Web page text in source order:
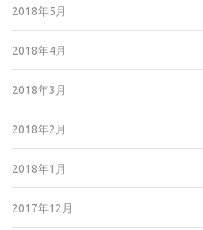
2018年5月
2018年4月
2018年3月
2018年2月
2018年1月
2017年12月